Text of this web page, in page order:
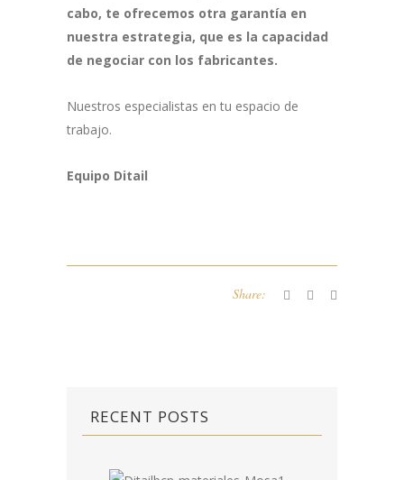
cabo, te ofrecemos otra garantía en
nuestra estrategia, que es la capacidad
de negociar con los fabricantes.
Nuestros especialistas en tu espacio de
trabajo.
Equipo Ditail
Share:
RECENT POSTS